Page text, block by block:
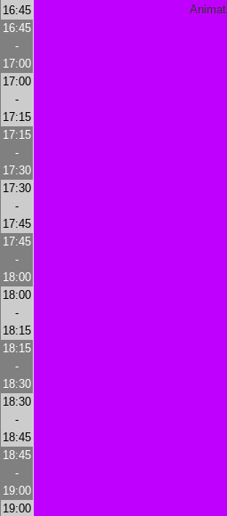
16:45
16:45
-
17:00
17:00
-
17:15
17:15
-
17:30
17:30
-
17:45
17:45
-
18:00
18:00
-
18:15
18:15
-
18:30
18:30
-
18:45
18:45
-
19:00
19:00